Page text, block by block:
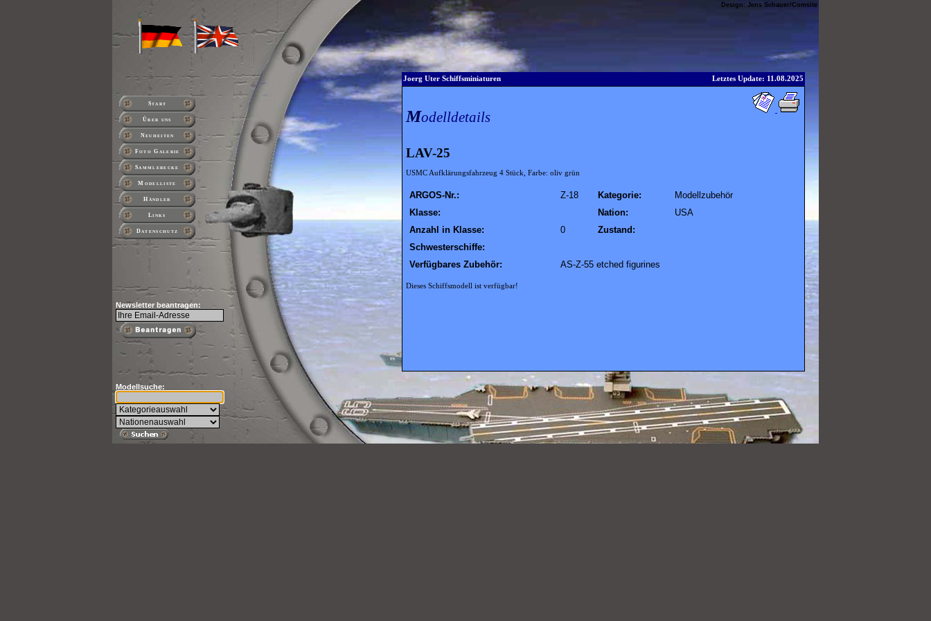
Joerg Uter Schiffsminiaturen Letztes Update: 11.08.2025
Modelldetails
LAV-25
USMC Aufklärungsfahrzeug 4 Stück, Farbe: oliv grün
ARGOS-Nr.: Z-18 Kategorie:
Modellzubehör
Klasse:
Nation:
USA
Anzahl in Klasse:
0
Zustand:
Schwesterschiffe:
Verfügbares Zubehör:
AS-Z-55 etched figurines
Dieses Schiffsmodell ist verfügbar!
Start
Über uns
Neuheiten
Foto Galerie
Sammlerecke
Modelliste
Händler
Links
Datenschutz
Newsletter beantragen:
Modellsuche:
Design: Jens Schauer/Comsite